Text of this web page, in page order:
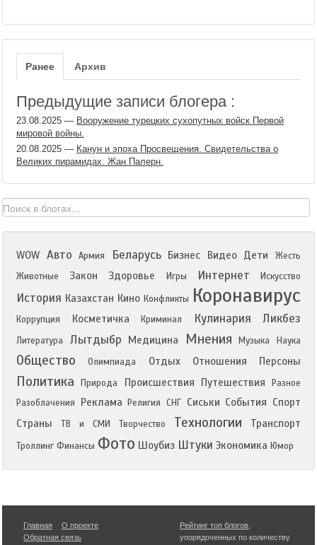
Ранее Архив
Предыдущие записи блогера :
23.08.2025 — Вооружение турецких сухопутных войск Первой
мировой войны.
20.08.2025 — Канун и эпоха Просвещения. Свидетельства о
Великих пирамидах. Жан Палерн.
WOW Авто Армия Беларусь Бизнес Видео Дети
Жесть
Животные
Закон Здоровье Игры Интернет Искусство
История Казахстан Кино Конфликты Коронавирус
Коррупция Косметичка Криминал Кулинария Ликбез
Литература Лытдыбр Медицина Мнения Музыка Наука
Общество Олимпиада Отдых Отношения Персоны
Политика Природа Происшествия Путешествия
Разное
Разоблачения
Реклама Религия СНГ Сиськи События Спорт
Страны
ТВ и СМИ Творчество Технологии Транспорт
Троллинг Финансы Фото Шоубиз Штуки Экономика Юмор
Главная
О проекте
Обратная связь
Рейтинг топ блогов
упорядоченных по количеству